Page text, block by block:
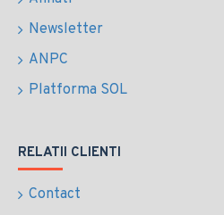
Newsletter
ANPC
Platforma SOL
RELATII CLIENTI
Contact